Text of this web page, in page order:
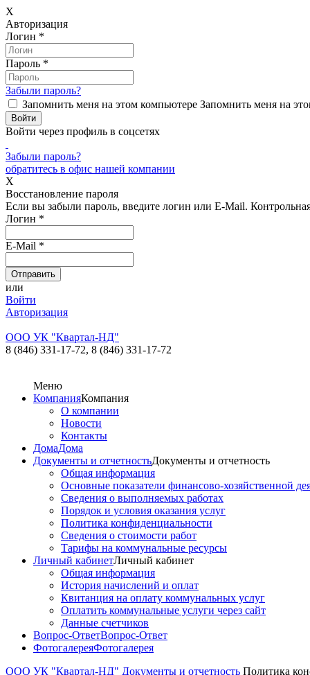
X
Авторизация
Логин *
Пароль *
Забыли пароль?
Запомнить меня на этом компьютере Запомнить меня на
Войти через профиль в соцсетях
Забыли пароль?
обратитесь в офис нашей компании
X
Восстановление пароля
Если вы забыли пароль, введите логин или E-Mail.
Логин *
E-Mail *
или
Войти
Авторизация
ООО УК "Квартал-НД"
8 (846) 331-17-72, 8 (846) 331-17-72
Меню
КомпанияКомпания
О компании
Новости
Контакты
ДомаДома
Документы и отчетностьДокументы и отчетность
Общая информация
Основные показатели финансово-хозяйственной
Сведения о выполняемых работах
Порядок и условия оказания услуг
Политика конфиденциальности
Сведения о стоимости работ
Тарифы на коммунальные ресурсы
Личный кабинетЛичный кабинет
Общая информация
История начислений и оплат
Квитанция на оплату коммунальных услуг
Оплатить коммунальные услуги через сайт
Данные счетчиков
Вопрос-ОтветВопрос-Ответ
ФотогалереяФотогалерея
ООО УК "Квартал-НД" Документы и отчетность Политика